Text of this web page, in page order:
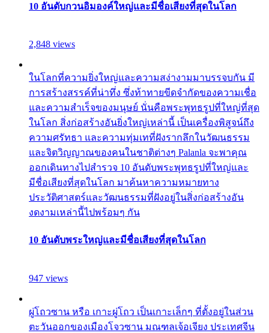
10 อันดับกวนอิมองค์ใหญ่และมีชื่อเสียงที่สุดในโลก
2,848 views
ในโลกที่ความยิ่งใหญ่และความสง่างามมาบรรจบกัน มี
การสร้างสรรค์ที่น่าทึ่ง ซึ่งท้าทายขีดจำกัดของความเชื่อ
และความสำเร็จของมนุษย์ นั่นคือพระพุทธรูปที่ใหญ่ที่สุด
ในโลก สิ่งก่อสร้างอันยิ่งใหญ่เหล่านี้ เป็นเครื่องพิสูจน์ถึง
ความศรัทธา และความทุ่มเทที่ฝังรากลึกในวัฒนธรรม
และจิตวิญญาณของคนในชาติต่างๆ Palanla จะพาคุณ
ออกเดินทางไปสำรวจ 10 อันดับพระพุทธรูปที่ใหญ่และ
มีชื่อเสียงที่สุดในโลก มาค้นหาความหมายทาง
ประวัติศาสตร์และวัฒนธรรมที่ฝังอยู่ในสิ่งก่อสร้างอัน
งดงามเหล่านี้ไปพร้อมๆ กัน
10 อันดับพระใหญ่และมีชื่อเสียงที่สุดในโลก
947 views
ผู่โถวซาน หรือ เกาะผู่โถว เป็นเกาะเล็กๆ ที่ตั้งอยู่ในส่วน
ตะวันออกของเมืองโจวซาน มณฑลเจ้อเจียง ประเทศจีน